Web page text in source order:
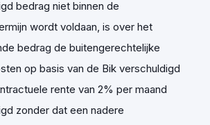
bedrag niet binnen de
wordt voldaan, is over het
bedrag de buitengerechtelijke
op basis van de Bik verschuldigd
rente van 2% per maand
zonder dat een nadere